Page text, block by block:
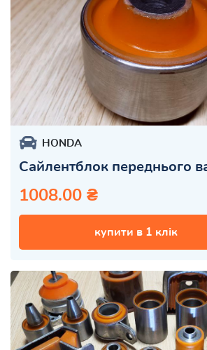
HONDA
Сайлентблок переднього
1008.00 ₴
купити в 1 клік